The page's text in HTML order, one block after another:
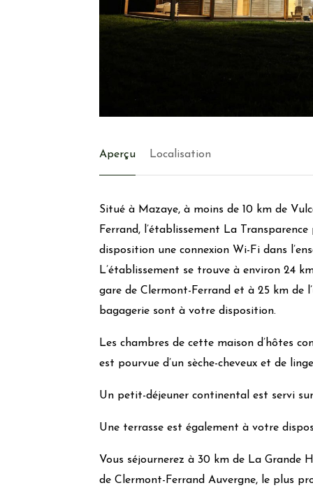
Puit/Forage
Eclairage solaire
Récupération eaux de pluie
Récupérateur de chaleur
Toiture végétalisée
Isolation : Norme RT 2012 ou BBC
Utilisation produits bio
Produits locaux bio
Alimentation végétarienne
Aperçu Localisation
Situé à Mazaye, à moins de 10 km de
Ferrand, l’établissement La
disposition une connexion Wi-Fi dans
L’établissement se trouve à environ 24
gare de Clermont-Ferrand et à 25 km de
bagagerie sont à votre disposition.
Les chambres de cette maison d’hôtes
est pourvue d’un sèche-cheveux et de
Un petit-déjeuner continental est servi
Une terrasse est également à votre
Vous séjournerez à 30 km de La Grande
de Clermont-Ferrand Auvergne, le plus